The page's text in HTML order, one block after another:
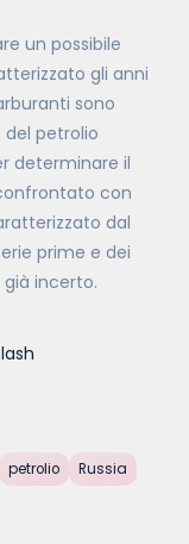
un possibile
gli anni
sono
del petrolio
determinare il
con
dal
prime e dei
incerto.
petrolio
Russia